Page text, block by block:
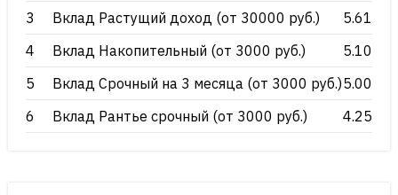
3
Вклад Растущий доход (от 30000 руб.)
5.61
4
Вклад Накопительный (от 3000 руб.)
5.10
5
Вклад Срочный на 3 месяца (от 3000 руб.)5.00
6
Вклад Рантье срочный (от 3000 руб.) 4.25